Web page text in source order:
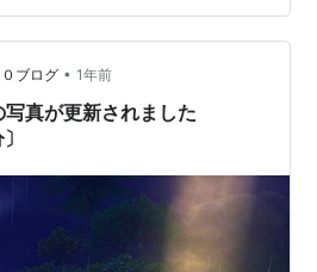
ブログ • 1年前
写真が更新されました